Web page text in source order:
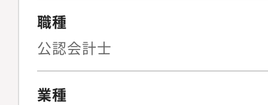
職種
公認会計士
業種